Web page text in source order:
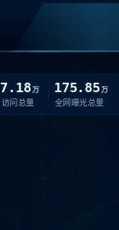
7.18万
访问总量
175.85 万
全网曝光总量